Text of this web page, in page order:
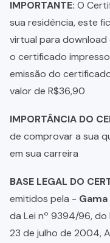
IMPORTANTE: O
sua residência, este
virtual para download
o certificado
emissão do
valor de R$36,90
IMPORTÂNCIA DO
de comprovar a sua
em sua carreira
BASE LEGAL DO
emitidos pela -
da Lei nº 9394/96, do
23 de julho de 2004,